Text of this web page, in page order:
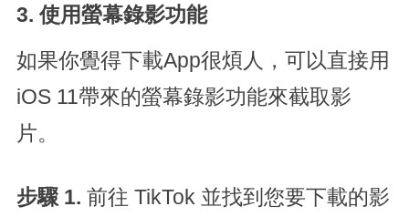
3. 使用螢幕錄影功能
如果你覺得下載App很煩人，可以直接用
iOS 11帶來的螢幕錄影功能來截取影
片。
步驟 1. 前往 TikTok 並找到您要下載的影